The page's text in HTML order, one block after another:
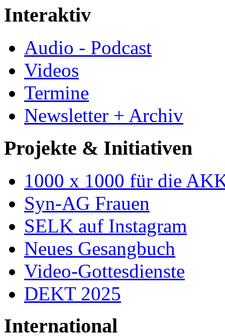
Interaktiv
Audio - Podcast
Videos
Termine
Newsletter + Archiv
Projekte & Initiativen
1000 x 1000 für die
Syn-AG Frauen
SELK auf Instagram
Neues Gesangbuch
Video-Gottesdienste
DEKT 2025
International